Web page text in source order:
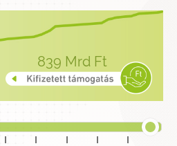
839 Mrd Ft